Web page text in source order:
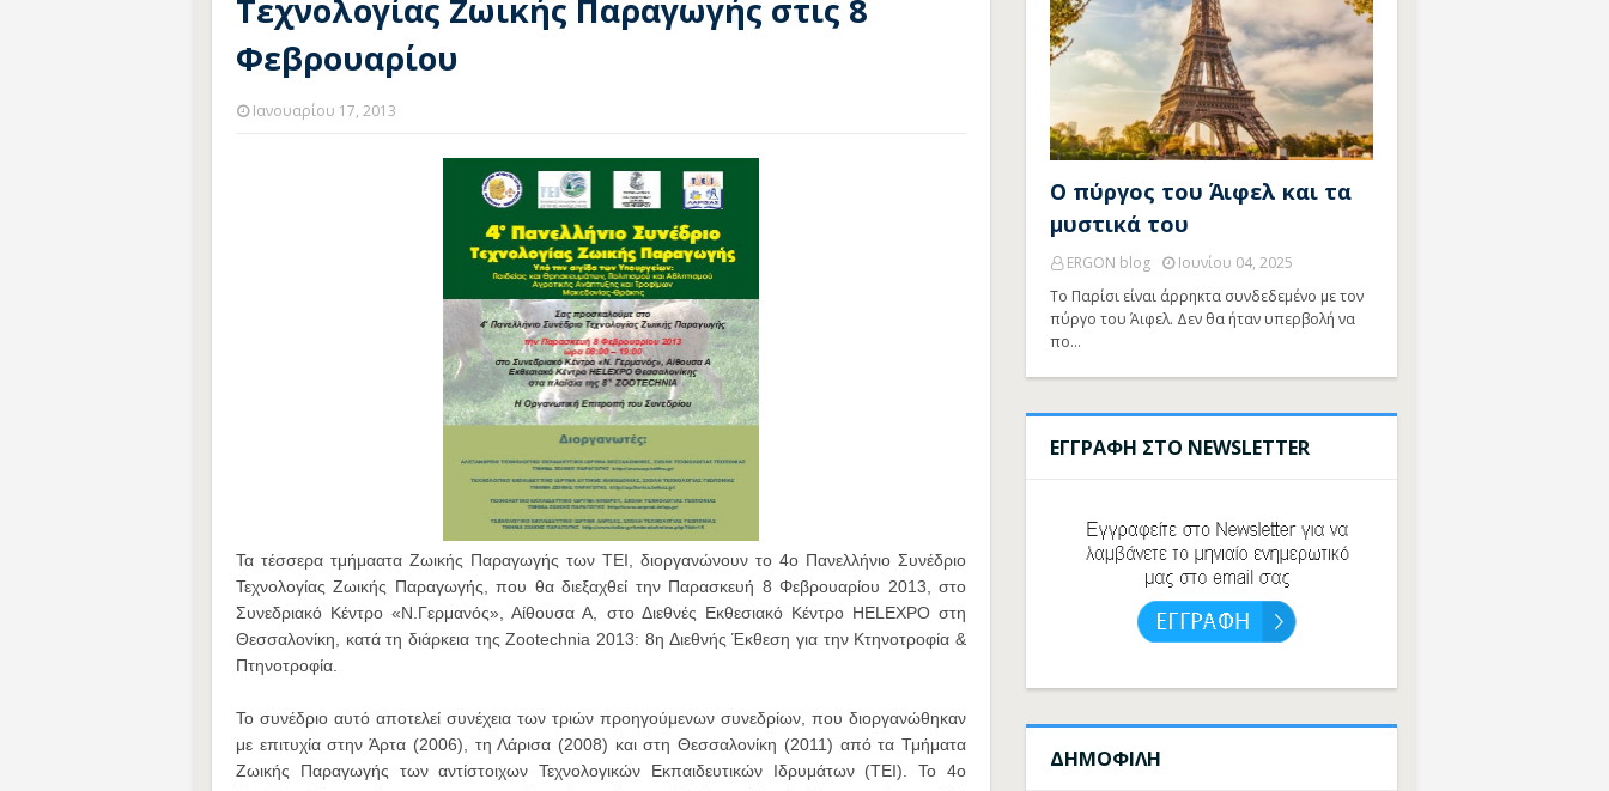
Τεχνολογίας Ζωικής Παραγωγής στις 8
Φεβρουαρίου
Ιανουαρίου 17, 2013
Τα τέσσερα τμήμαατα Ζωικής Παραγωγής των ΤΕΙ, διοργανώνουν το 4ο Πανελλήνιο Συνέδριο
Τεχνολογίας Ζωικής Παραγωγής, που θα διεξαχθεί την Παρασκευή 8 Φεβρουαρίου 2013, στο
Συνεδριακό Κέντρο «Ν.Γερμανός», Αίθουσα Α, στο Διεθνές Εκθεσιακό Κέντρο HELEXPO στη
Θεσσαλονίκη, κατά τη διάρκεια της Zootechnia 2013: 8η Διεθνής Έκθεση για την Κτηνοτροφία &
Πτηνοτροφία.
Το συνέδριο αυτό αποτελεί συνέχεια των τριών προηγούμενων συνεδρίων, που διοργανώθηκαν
με επιτυχία στην Άρτα (2006), τη Λάρισα (2008) και στη Θεσσαλονίκη (2011) από τα Τμήματα
Ζωικής Παραγωγής των αντίστοιχων Τεχνολογικών Εκπαιδευτικών Ιδρυμάτων (ΤΕΙ). Το 4ο
Ο πύργος του Άιφελ και τα
μυστικά του
ERGON blog
Ιουνίου 04, 2025
Το Παρίσι είναι άρρηκτα συνδεδεμένο με τον
πύργο του Άιφελ. Δεν θα ήταν υπερβολή να
πο…
ΕΓΓΡΑΦΗ ΣΤΟ NEWSLETTER
ΔΗΜΟΦΙΛΗ